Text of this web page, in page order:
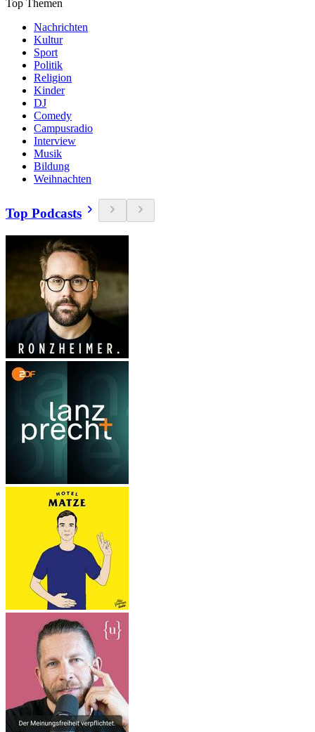
Top Themen
Nachrichten
Kultur
Sport
Politik
Religion
Kinder
DJ
Comedy
Campusradio
Interview
Musik
Bildung
Weihnachten
Top Podcasts